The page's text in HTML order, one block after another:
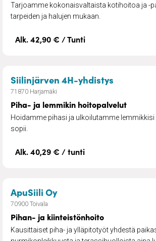
Tarjoamme kokonaisvaltaista kotihoitoa ja -
tarpeiden ja halujen mukaan.
Alk. 42,90 € / Tunti
Siilinjärven 4H-yhdistys
71870 Harjamäki
Piha- ja lemmikin hoitopalvelut
Hoidamme pihasi ja ulkoilutamme
sopii.
Alk. 40,29 € / tunti
ApuSiili Oy– Pihan- ja
70900 Toivala
Pihan- ja kiinteistönhoito
Kausittaiset piha- ja ylläpitotyöt yhdestä